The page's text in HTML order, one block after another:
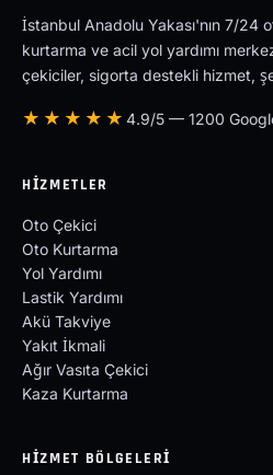
İstanbul Anadolu Yakası'nın 7/24
kurtarma ve acil yol yardımı
çekiciler, sigorta destekli hizmet,
★★★★★ 4.9/5 — 1200
HIZMETLER
Oto Çekici
Oto Kurtarma
Yol Yardımı
Lastik Yardımı
Akü Takviye
Yakıt İkmali
Ağır Vasıta Çekici
Kaza Kurtarma
HIZMET BÖLGELERI